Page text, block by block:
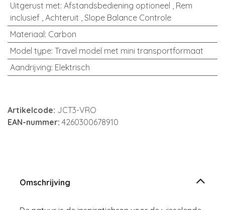
Uitgerust met: Afstandsbediening optioneel , Rem
inclusief, Achteruit , Slope Balance Controle
Materiaal: Carbon
Model type: Travel model met mini transportformaat
Aandrijving: Elektrisch
Artikelcode: JCT3-VRO
EAN-nummer: 4260300678910
Omschrijving